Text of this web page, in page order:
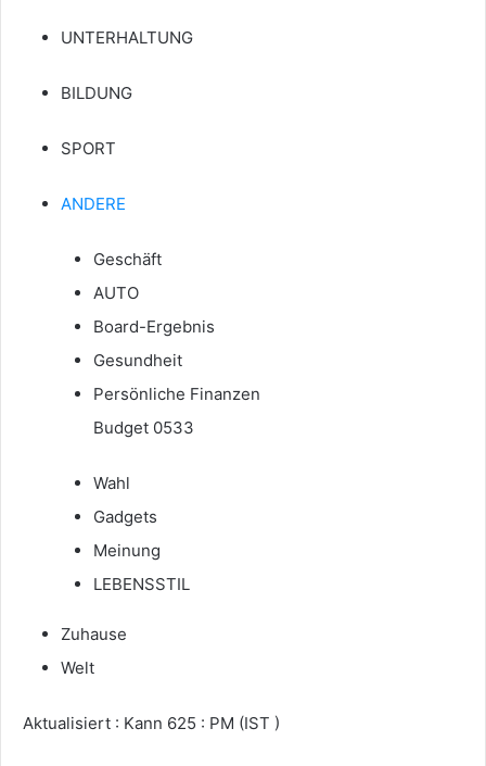
UNTERHALTUNG
BILDUNG
SPORT
ANDERE
Geschäft
AUTO
Board-Ergebnis
Gesundheit
Persönliche Finanzen
Budget 0533
Wahl
Gadgets
Meinung
LEBENSSTIL
Zuhause
Welt
Aktualisiert : Kann 625 : PM (IST )